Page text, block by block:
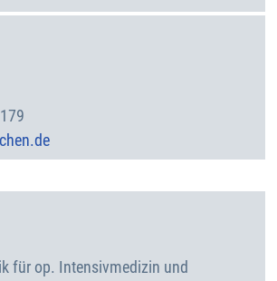
für op. Intensivmedizin und